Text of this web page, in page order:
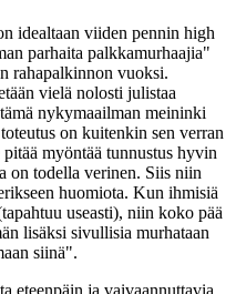
idealtaan viiden pennin high
parhaita palkkamurhaajia"
rahapalkinnon vuoksi.
vielä nolosti julistaa
nykymaailman meininki
on kuitenkin sen verran
myöntää tunnustus hyvin
on todella verinen. Siis niin
huomiota. Kun ihmisiä
useasti), niin koko pää
lisäksi sivullisia murhataan
siinä".
eteenpäin ja vaivaannuttavia